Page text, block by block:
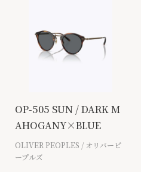
OP-505 SUN / DARK M
AHOGANY×BLUE
OLIVER PEOPLES / オリバーピ
ープルズ